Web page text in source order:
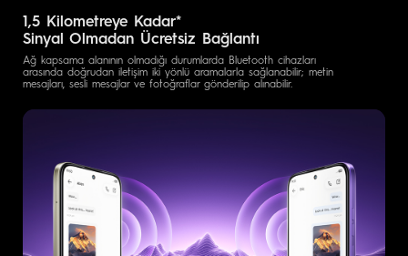
1,5 Kilometreye Kadar*
Sinyal Olmadan Ücretsiz Bağlantı
Ağ kapsama alanının olmadığı durumlarda Bluetooth cihazları
arasında doğrudan iletişim iki yönlü aramalarla sağlanabilir; metin
mesajları, sesli mesajlar ve fotoğraflar gönderilip alınabilir.